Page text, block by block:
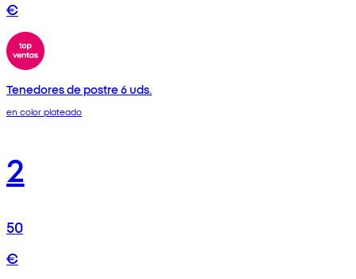
€
Tenedores de postre 6 uds.
en color plateado
2
50
€